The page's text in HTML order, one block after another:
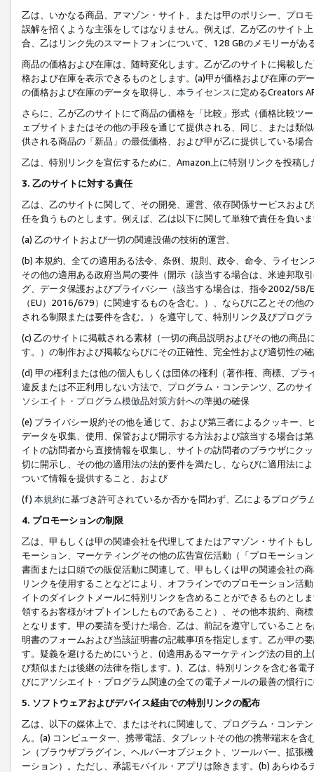
乙は、いかなる商品、アマゾン・サイト、または甲のポリシー、プロ
誤解を招くような主張をしてはなりません。例えば、乙が乙のサイト
合、乙はリンク先のスマートフォンについて、128 GBのメモリーがあ
商品の価格および在庫は、随時変化します。乙が乙のサイトに掲載し
格および在庫を表示できるものとします。(a)甲が価格および在庫の
の価格および在庫のデータを取得し、 本ライセンスに定めるCreators
さらに、乙が乙のサイトにて商品の価格を「比較」形式（価格比較ツ
ェブサイトまたはその他の手段を通じて提供される、同じ、または類
供される商品の「新品」の最低価格、および甲が乙に提供している場
乙は、特別リンクを宣伝するために、Amazon上に特別リンクを投稿
3. 乙のサイトに対する責任
乙は、乙のサイトに関して、その開発、運営、依存関係サービスおよ
任を負うものとします。例えば、乙は以下に関して単独で責任を負い
(a) 乙のサイトおよび一切の関連設備の技術的運営、
(b) 本規約、全ての適用ある法令、条例、規則、政令、命令、ライセ
その他の適用ある政府当局の要件（開示（該当する場合は、米連邦取
グ、データ保護およびプライバシー（該当する場合は、指令2002/58/
（EU）2016/679）に関連するものを含む。）、ならびに乙とその他
される制限または要件を含む。）を遵守して、特別リンク及びプログ
(c) 乙のサイトに掲載される素材（一切の商品説明およびその他の商
す。）の制作および掲載ならびにその正確性、完全性および適切性の
(d) 甲の権利または他の個人もしくは団体の権利（著作権、商標、プ
違反または不正利用しない方法で、プログラム・コンテンツ、乙のサ
ソシエイト・プログラム模倣品対策方針への準拠の確保
(e) プライバシー規約その他を通じて、および第三者によるクッキー
データを収集、使用、保管および開示する方法および該当する場合は
イトの訪問者から直接情報を収集し、サイトの訪問者のブラウザにク
切に開示し、その他の適用法の法的要件を満たし、ならびに適用法に
ついて情報を提供すること、および
(f) 本規約に基づき許可されているか否かを問わず、乙によるプログ
4. プロモーションの制限
乙は、甲もしくは甲の関連会社を代理してまたはアマゾン・サイトも
モーション、マーケティングその他の広告宣伝活動（「プロモーショ
書面または口頭での販促活動に関連して、甲もしくは甲の関連会社の
リンクを使用することなどにより、オフラインでのプロモーション活
イトのダイレクトメールに特別リンクを含めることができるものとし
領するお客様がオプトインしたものであること）、その他本規約、商
となります。甲の要請を受けた場合、乙は、前記を遵守していること
明書のフォームおよび当該証明書の記載事項を指定します。乙が甲の
す。疑義を避けるためにいうと、(i)適用あるマーケティング法の目的
び類似または後継の法律を指します。)、乙は、特別リンクを含む各
びにアソシエイト・プログラム関連の全ての電子メールの最善の慣行
5. ソフトウェアおよびデバイス経由での特別リンクの配布
乙は、以下の媒体上で、またはそれに関連して、プログラム・コンテ
ん。(a) コンピューター、携帯電話、タブレットその他の携帯端末を
ン（ブラウザプラグイン、ヘルパーオブジェクト、ツールバー、拡張
ーション）。ただし、承認モバイル・アプリは除きます。(b) あらゆ